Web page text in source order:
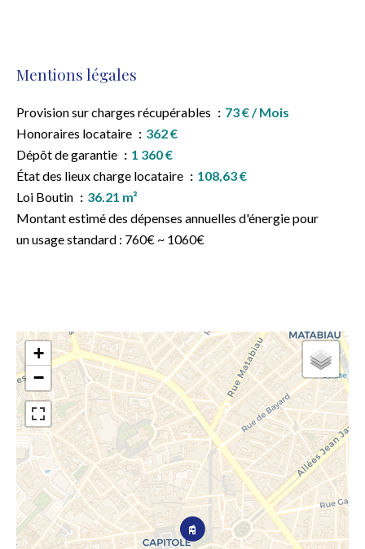
Mentions légales
Provision sur charges récupérables
73 € / Mois
Honoraires locataire
362 €
Dépôt de garantie
1 360 €
État des lieux charge locataire
108,63 €
Loi Boutin
36.21 m²
Montant estimé des dépenses annuelles d'énergie pour
un usage standard : 760€ ~ 1060€
+
−